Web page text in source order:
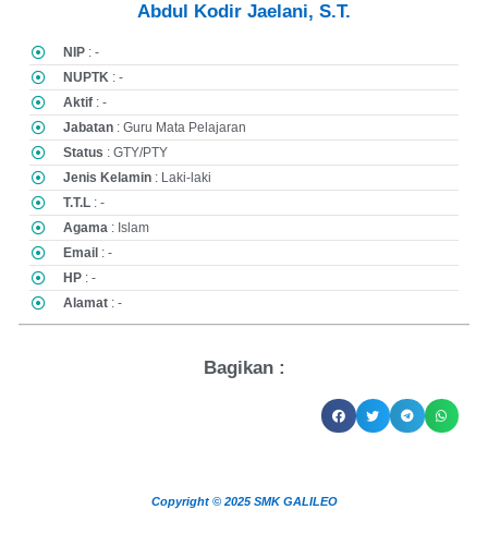
Abdul Kodir Jaelani, S.T.
NIP : -
NUPTK : -
Aktif : -
Jabatan : Guru Mata Pelajaran
Status : GTY/PTY
Jenis Kelamin : Laki-laki
T.T.L : -
Agama : Islam
Email : -
HP : -
Alamat : -
Bagikan :
Copyright © 2025 SMK GALILEO